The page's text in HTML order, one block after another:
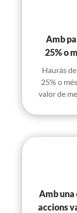
Amb
25% o
Hauràs
25% o
valor de
Amb
accions